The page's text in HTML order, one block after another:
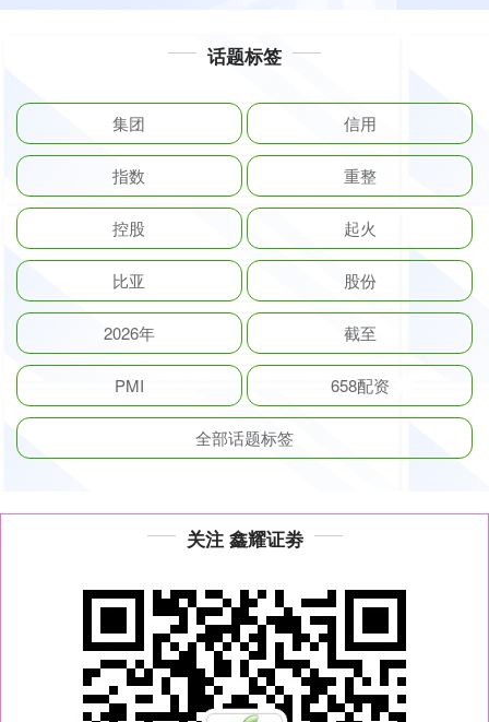
话题标签
集团 信用
指数 重整
控股 起火
比亚 股份
2026年 截至
PMI 658配资
全部话题标签
关注 鑫耀证劵